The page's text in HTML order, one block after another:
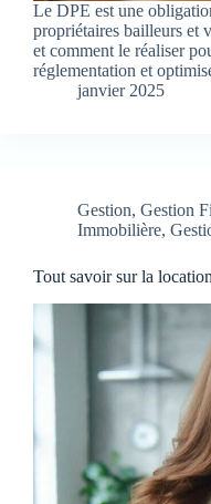
Le DPE est une
propriétaires bailleurs et
et comment le réaliser
réglementation et
janvier 2025
Gestion, Gestion
Immobilière,
Tout savoir sur la